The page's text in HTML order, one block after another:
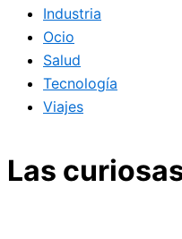
Industria
Ocio
Salud
Tecnología
Viajes
Las